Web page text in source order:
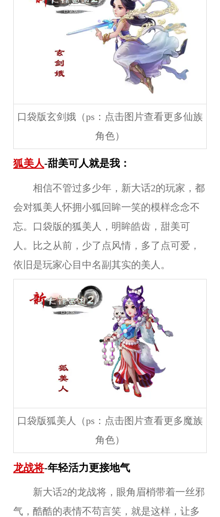
口袋版玄剑娥（ps：点击图片查看更多仙族
角色）
狐美人-甜美可人就是我：
相信不管过多少年，新大话2的玩家，都
会对狐美人怀拥小狐回眸一笑的模样念念不
忘。口袋版的狐美人，明眸皓齿，甜美可
人。比之从前，少了点风情，多了点可爱，
依旧是玩家心目中名副其实的美人。
口袋版狐美人（ps：点击图片查看更多魔族
角色）
龙战将-年轻活力更接地气
新大话2的龙战将，眼角眉梢带着一丝邪
气，酷酷的表情不苟言笑，就是这样，让多